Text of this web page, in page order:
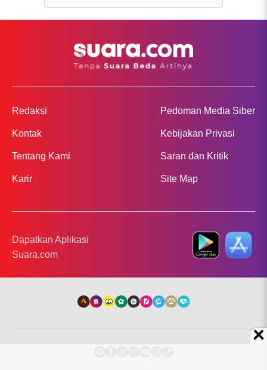
Redaksi
Kontak
Tentang Kami
Karir
Pedoman Media Siber
Kebijakan Privasi
Saran dan Kritik
Site Map
Dapatkan Aplikasi
Suara.com